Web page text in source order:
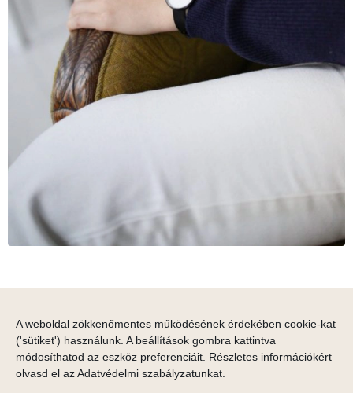
A weboldal zökkenőmentes működésének érdekében cookie-kat
('sütiket') használunk. A beállítások gombra kattintva
módosíthatod az eszköz preferenciáit. Részletes információkért
olvasd el azAdatvédelmi szabályzatunkat